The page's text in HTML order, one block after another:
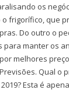
os
o frigorífico, que
Do outro o
para manter os
melhores
Qual o
Esta é